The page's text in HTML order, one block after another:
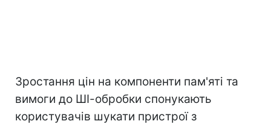
Зростання цін на компоненти пам'яті та
вимоги до ШІ-обробки спонукають
користувачів шукати пристрої з